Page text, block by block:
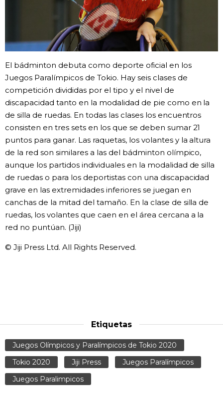
Noticias
Datos de Japón
Fragmentos de Japón
Gente
Tokio
Avisos
El bádminton debuta como deporte oficial en los
Juegos Paralímpicos de Tokio. Hay seis clases de
competición divididas por el tipo y el nivel de
discapacidad tanto en la modalidad de pie como en la
de silla de ruedas. En todas las clases los encuentros
consisten en tres sets en los que se deben sumar 21
puntos para ganar. Las raquetas, los volantes y la altura
de la red son similares a las del bádminton olímpico,
aunque los partidos individuales en la modalidad de silla
de ruedas o para los deportistas con una discapacidad
grave en las extremidades inferiores se juegan en
canchas de la mitad del tamaño. En la clase de silla de
ruedas, los volantes que caen en el área cercana a la
red no puntúan. (Jiji)
© Jiji Press Ltd. All Rights Reserved.
Etiquetas
Juegos Olímpicos y Paralímpicos de Tokio 2020
Tokio 2020
Jiji Press
Juegos Paralímpicos
Juegos Paralimpicos